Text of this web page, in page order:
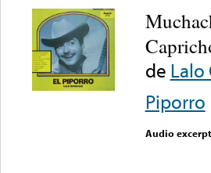
de Lalo
Piporro
Audio excerpt